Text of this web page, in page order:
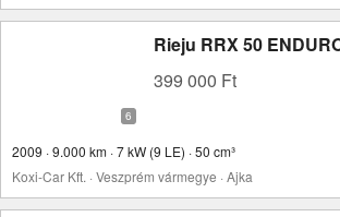
Rieju RRX 50
399 000 Ft
2009 · 9.000 km · 7 kW (9 LE) · 50 cm³
Koxi-Car Kft. · Veszprém vármegye · Ajka